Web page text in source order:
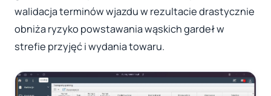
walidacja terminów wjazdu w rezultacie drastycznie
obniża ryzyko powstawania wąskich gardeł w
strefie przyjęć i wydania towaru.